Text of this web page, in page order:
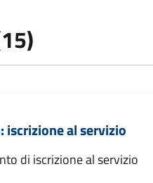
iscrizione al servizio
di iscrizione al servizio